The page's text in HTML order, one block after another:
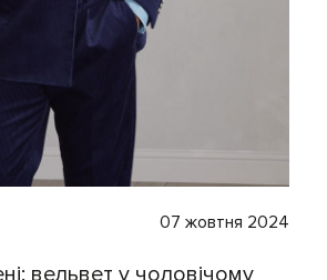
07 жовтня 2024
вельвет у чоловічому